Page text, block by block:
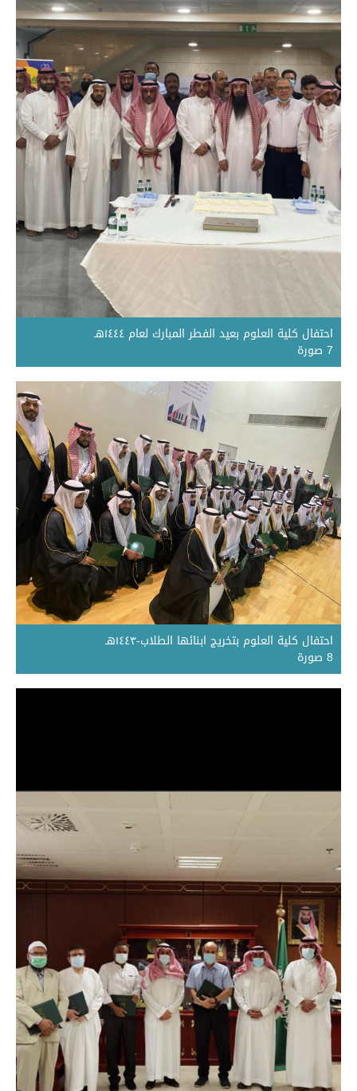
احتفال كلية العلوم بعيد الفطر المبارك لعام ١٤٤٤هـ
7 صورة
احتفال كلية العلوم بتخريج ابنائها الطلاب-١٤٤٣هـ
8 صورة